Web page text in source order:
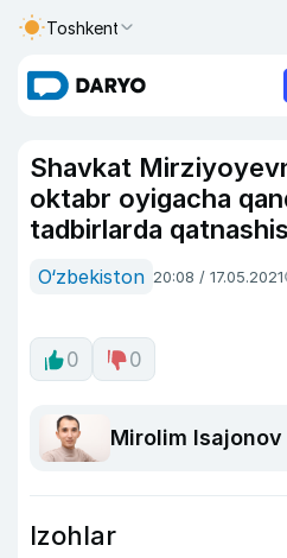
Toshkent
Shavkat
oktabr oyigacha
tadbirlarda
O‘zbekiston 20:08 / 17.05.2021
0 0
Mirolim Isajonov
Izohlar